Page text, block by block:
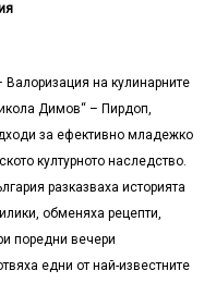
Валоризация на кулинарните
Димов“ – Пирдоп,
за ефективно младежко
културното наследство.
разказваха историята
обменяха рецепти,
поредни вечери
едни от най-известните